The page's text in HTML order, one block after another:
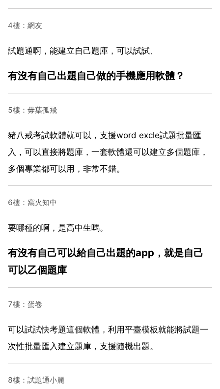
4樓：網友
試題通啊，能建立自己題庫，可以試試、
有沒有自己出題自己做的手機應用軟體？
5樓：毋葉孤飛
豬八戒考試軟體就可以，支援word excle試題批量匯
入，可以直接將題庫，一套軟體還可以建立多個題庫，
多個專業都可以用，非常不錯。
6樓：窩火知中
要哪種的啊，是高中生嗎。
有沒有自己可以給自己出題的app，就是自己
可以乙個題庫
7樓：蛋卷
可以試試快考題這個軟體，利用平臺模板就能將試題一
次性批量匯入建立題庫，支援隨機出題。
8樓：試題通小麗